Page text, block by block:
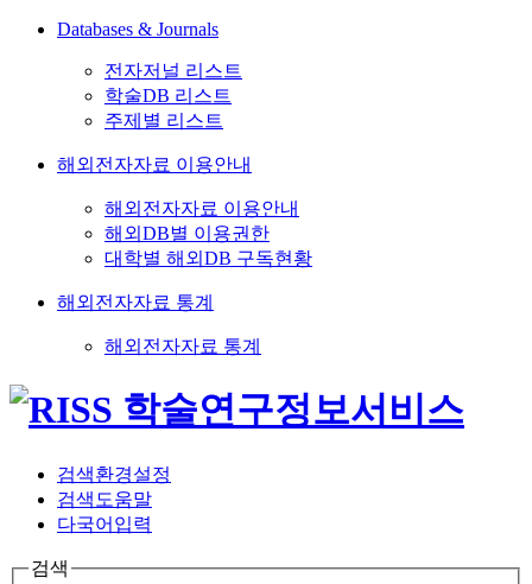
Databases & Journals
전자저널 리스트
학술DB 리스트
주제별 리스트
해외전자자료 이용안내
해외전자자료 이용안내
해외DB별 이용권한
대학별 해외DB 구독현황
해외전자자료 통계
해외전자자료 통계
검색환경설정
검색도움말
다국어입력
검색